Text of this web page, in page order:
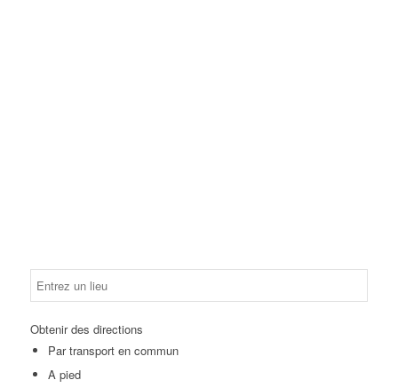
Obtenir des directions
Par transport en commun
A pied